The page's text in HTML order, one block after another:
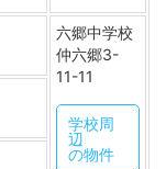
六郷中学校
仲六郷3-
11-11
学校周
辺
の物件